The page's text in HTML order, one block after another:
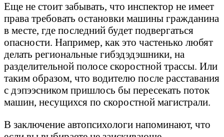
Еще не стоит забывать, что инспектор не имеет
права требовать остановки машины гражданина
в месте, где последний будет подвергаться
опасности. Например, как это частенько любят
делать региональные гибэдэдэшники, на
разделительной полосе скоростной трассы. Или
таким образом, что водителю после расставания
с дэпээсником пришлось бы пересекать поток
машин, несущихся по скоростной магистрали.
В заключение автопсихологи напоминают, что